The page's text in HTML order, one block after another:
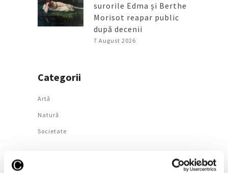
surorile Edma și Berthe
Morisot reapar public
după decenii
7 August 2026
Categorii
Artǎ
Natură
Societate